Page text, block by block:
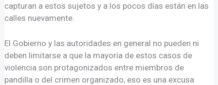
capturan a estos sujetos y a los pocos días están en las
calles nuevamente.
El Gobierno y las autoridades en general no pueden ni
deben limitarse a que la mayoría de estos casos de
violencia son protagonizados entre miembros de
pandilla o del crimen organizado, eso es una excusa